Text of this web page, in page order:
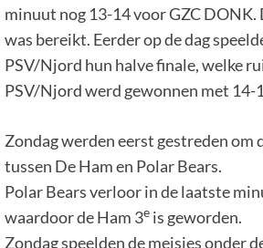
minuut nog 13-14 voor GZC DONK.
was bereikt. Eerder op de dag
PSV/Njord hun halve finale, welke
PSV/Njord werd gewonnen met 14-
Zondag werden eerst gestreden om
tussen De Ham en Polar Bears.
Polar Bears verloor in de laatste
waardoor de Ham 3e is geworden.
Zondag speelden de meisjes onder